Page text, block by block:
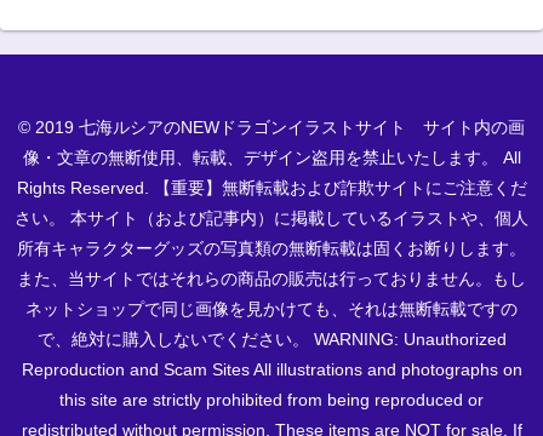
© 2019 七海ルシアのNEWドラゴンイラストサイト サイト内の画
像・文章の無断使用、転載、デザイン盗用を禁止いたします。 All
Rights Reserved. 【重要】無断転載および詐欺サイトにご注意くだ
さい。 本サイト（および記事内）に掲載しているイラストや、個人
所有キャラクターグッズの写真類の無断転載は固くお断りします。
また、当サイトではそれらの商品の販売は行っておりません。もし
ネットショップで同じ画像を見かけても、それは無断転載ですの
で、絶対に購入しないでください。 WARNING: Unauthorized
Reproduction and Scam Sites All illustrations and photographs on
this site are strictly prohibited from being reproduced or
redistributed without permission. These items are NOT for sale. If